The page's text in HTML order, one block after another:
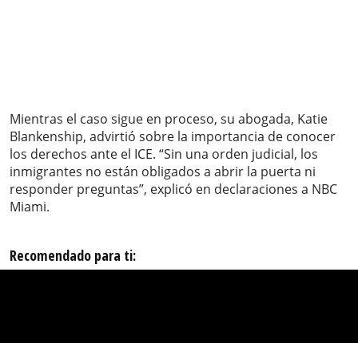
Mientras el caso sigue en proceso, su abogada, Katie
Blankenship, advirtió sobre la importancia de conocer
los derechos ante el ICE. “Sin una orden judicial, los
inmigrantes no están obligados a abrir la puerta ni
responder preguntas”, explicó en declaraciones a NBC
Miami.
Recomendado para ti: